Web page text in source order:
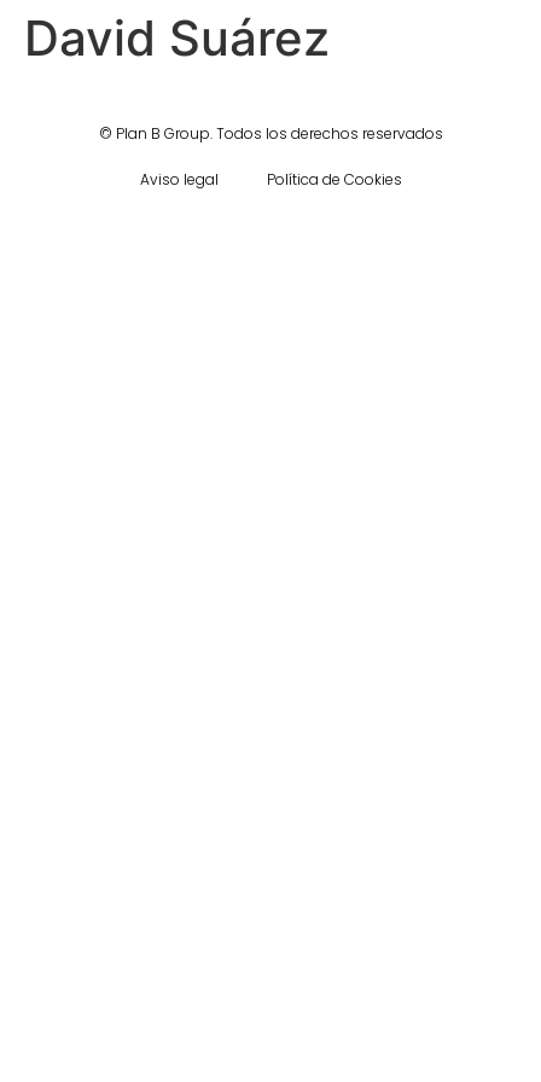
David Suárez
© Plan B Group.Todos los derechos reservados
Aviso legal Política de Cookies